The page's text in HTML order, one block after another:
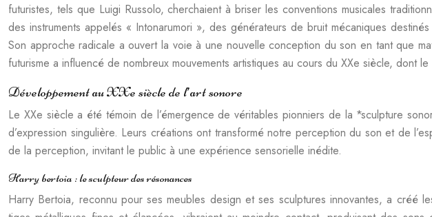
futuristes, tels que Luigi Russolo, cherchaient à briser les conventions musicales
des instruments appelés « Intonarumori », des générateurs de bruit mécaniques
Son approche radicale a ouvert la voie à une nouvelle conception du son en tant que
futurisme a influencé de nombreux mouvements artistiques au cours du XXe siècle, dont
Développement au XXe siècle de l’art sonore
Le XXe siècle a été témoin de l’émergence de véritables pionniers de la *sculpture
d’expression singulière. Leurs créations ont transformé notre perception du son et de
de la perception, invitant le public à une expérience sensorielle inédite.
Harry bertoia : le sculpteur des résonances
Harry Bertoia, reconnu pour ses meubles design et ses sculptures innovantes, a créé